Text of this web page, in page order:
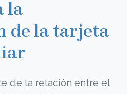
la
de la tarjeta
de la relación entre el